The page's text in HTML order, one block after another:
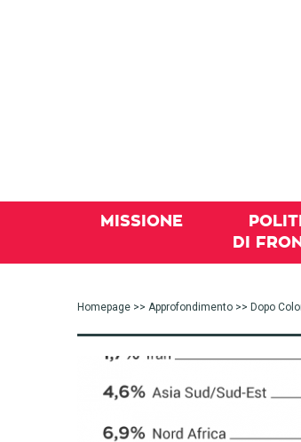
MISSIONE
DI
Homepage >> Approfondimento >> Dopo